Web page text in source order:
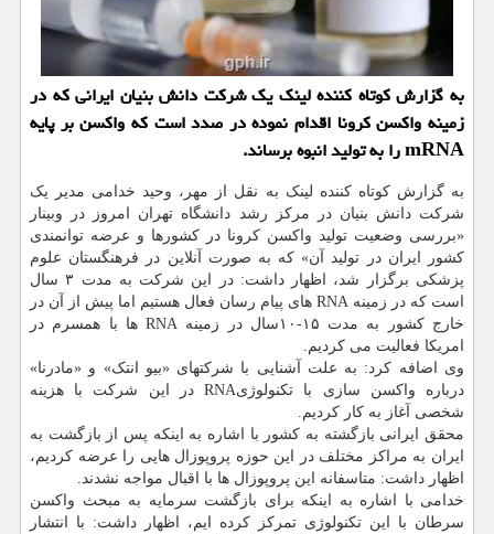
به گزارش کوتاه کننده لینک یک شرکت دانش بنیان ایرانی که در
زمینه واکسن کرونا اقدام نموده در صدد است که واکسن بر پایه
mRNA را به تولید انبوه برساند.
به گزارش کوتاه کننده لینک به نقل از مهر، وحید خدامی مدیر یک
شرکت دانش بنیان در مرکز رشد دانشگاه تهران امروز در وبینار
«بررسی وضعیت تولید واکسن کرونا در کشورها و عرضه توانمندی
کشور ایران در تولید آن» که به صورت آنلاین در فرهنگستان علوم
پزشکی برگزار شد، اظهار داشت: در این شرکت به مدت ۳ سال
است که در زمینه RNA های پیام رسان فعال هستیم اما پیش از آن در
خارج کشور به مدت ۱۵-۱۰سال در زمینه RNA ها با همسرم در
امریکا فعالیت می کردیم.
وی اضافه کرد: به علت آشنایی با شرکتهای «بیو انتک» و «مادرنا»
درباره واکسن سازی با تکنولوژیRNA در این شرکت با هزینه
شخصی آغاز به کار کردیم.
محقق ایرانی بازگشته به کشور با اشاره به اینکه پس از بازگشت به
ایران به مراکز مختلف در این حوزه پروپوزال هایی را عرضه کردیم،
اظهار داشت: متاسفانه این پروپوزال ها با اقبال مواجه نشدند.
خدامی با اشاره به اینکه برای بازگشت سرمایه به مبحث واکسن
سرطان با این تکنولوژی تمرکز کرده ایم، اظهار داشت: با انتشار